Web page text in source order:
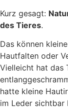
Kurz gesagt:
des Tieres.
Das können
Hautfalten oder
Vielleicht hat das
hatte kleine
im Leder sichtbar